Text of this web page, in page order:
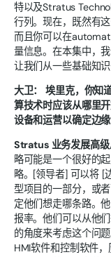
特以及Stratus
行列。现在，既然有
而且你可以在
量信息。在本集中，
让我们从一些基础知识
大卫：
埃里克，你知
算技术时应该从哪里
设备和运营以确定边
Stratus 业务发展高级
略可能是一个很好的
略。[领导者] 可以将 [
型项目的一部分，或
定他们想走哪条路。
报率。他们可以从他
的角度来考虑这个问
HMI软件和控制软件